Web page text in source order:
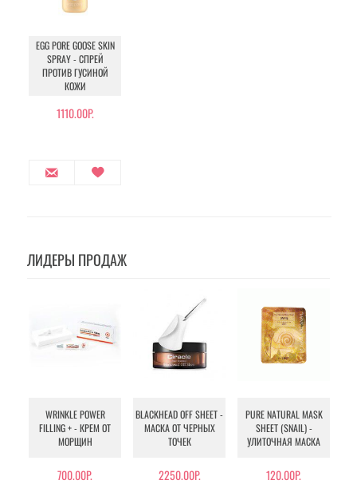
EGG PORE GOOSE SKIN
SPRAY - СПРЕЙ
ПРОТИВ ГУСИНОЙ
КОЖИ
1110.00Р.
ЛИДЕРЫ ПРОДАЖ
WRINKLE POWER
FILLING + - КРЕМ ОТ
МОРЩИН
700.00Р.
BLACKHEAD OFF SHEET -
МАСКА ОТ ЧЕРНЫХ
ТОЧЕК
2250.00Р.
PURE NATURAL MASK
SHEET (SNAIL) -
УЛИТОЧНАЯ МАСКА
120.00Р.